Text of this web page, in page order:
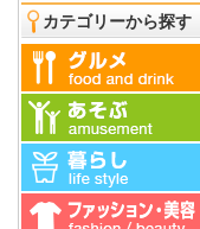
カテゴリーから探す